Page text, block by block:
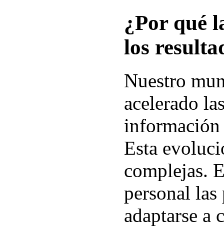
¿Por qué
los
Nuestro
acelerado
información
Esta
complejas.
personal las
adaptarse a